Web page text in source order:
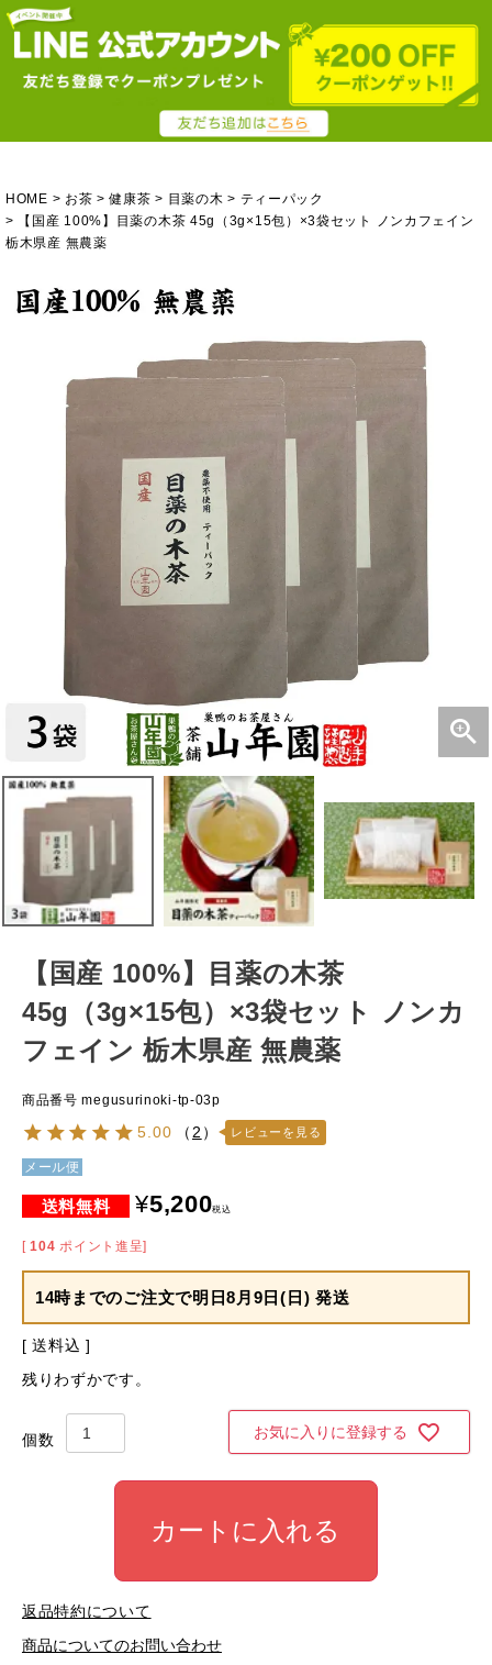
HOME お茶 健康茶 目薬の木
ティーパック
【国産 100%】目薬の木茶 45g（3g×15包）×3袋セット ノンカフェイン
栃木県産 無農薬
【国産 100%】目薬の木茶
45g（3g×15包）×3袋セット ノンカ
フェイン 栃木県産 無農薬
商品番号 megusurinoki-tp-03p
5.00 （ 2 ） レビューを見る
メール便
¥5,200税込
[ 104 ポイント進呈]
14時までのご注文で明日8月9日(日) 発送
送料込
残りわずかです。
お気に入りに登録する
カートに入れる
返品特約について
商品についてのお問い合わせ